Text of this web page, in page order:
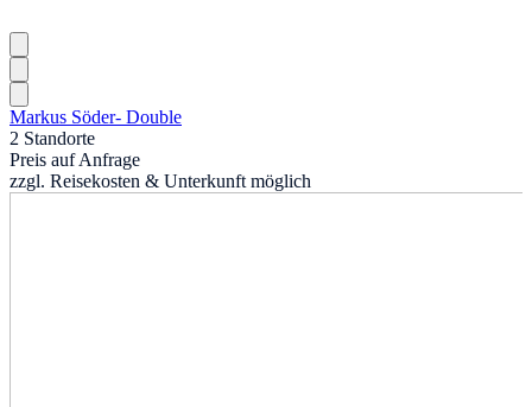
Markus Söder- Double
2 Standorte
Preis auf Anfrage
zzgl. Reisekosten & Unterkunft möglich